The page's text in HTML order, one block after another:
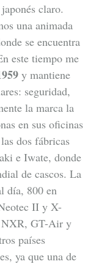
claro.
una animada
se encuentra
este tiempo me
y mantiene
seguridad,
la marca la
en sus oficinas
dos fábricas
e Iwate, donde
de cascos. La
día, 800 en
II y X-
NXR, GT-Air y
países
ya que una de